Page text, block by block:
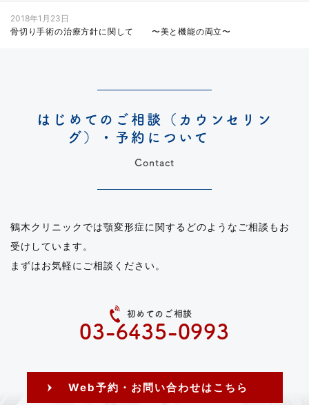
2018年1月23日
骨切り手術の治療方針に関して 〜美と機能の両立〜
はじめてのご相談（カウンセリン
グ）・予約について
Contact
鶴木クリニックでは顎変形症に関するどのようなご相談もお
受けしています。
まずはお気軽にご相談ください。
初めてのご相談
03-6435-0993
Web予約・お問い合わせはこちら